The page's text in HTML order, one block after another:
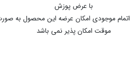
با عرض پوزش
اتمام موجودی امکان عرضه این محصول به
موقت امکان پذیر نمی باشد